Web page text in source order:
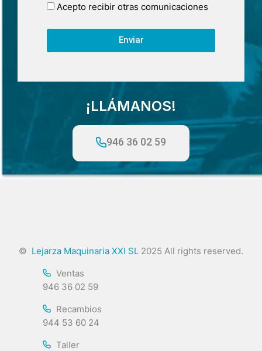
Acepto recibir otras comunicaciones
Enviar
¡LLÁMANOS!
946 36 02 59
© Lejarza Maquinaria XXI SL 2025 All rights reserved.
Ventas
946 36 02 59
Recambios
944 53 60 24
Taller